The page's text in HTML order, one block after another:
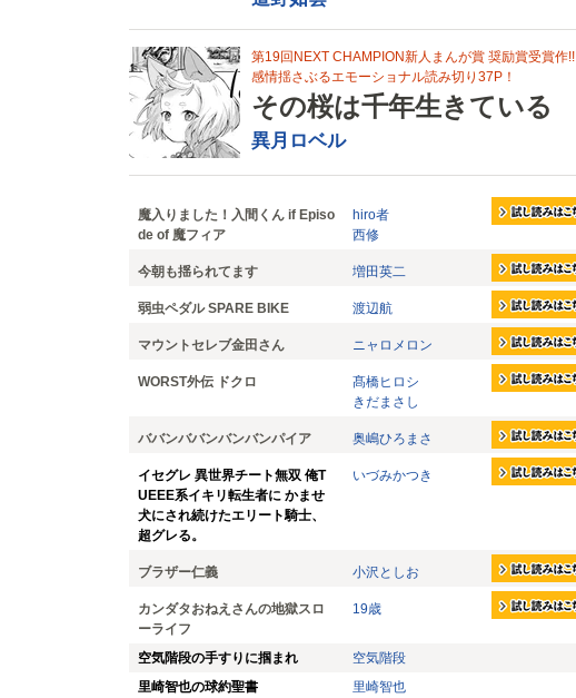
第19回NEXT CHAMPION新人まんが賞 奨励賞受賞作!!
感情揺さぶるエモーショナル読み切り37P！
その桜は千年生きている
異月ロベル
魔入りました！入間くん if Episo
de of 魔フィア
hiro者
西修
今朝も揺られてます 増田英二
弱虫ペダル SPARE BIKE 渡辺航
マウントセレブ金田さん ニャロメロン
WORST外伝 ドクロ
髙橋ヒロシ
きだまさし
ババンババンバンバンパイア 奥嶋ひろまさ
イセグレ 異世界チート無双 俺T
UEEE系イキリ転生者に かませ
犬にされ続けたエリート騎士、
超グレる。
いづみかつき
ブラザー仁義 小沢としお
カンダタおねえさんの地獄スロ
ーライフ
19歳
空気階段の手すりに掴まれ
空気階段
里崎智也の球約聖書
里崎智也